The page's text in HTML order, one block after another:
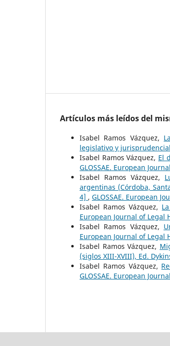
Artículos más leídos del
Isabel Ramos Vázquez,
legislativo y jurisprudencial
Isabel Ramos Vázquez, El
GLOSSAE. European
Isabel Ramos Vázquez,
argentinas (Córdoba,
4] , GLOSSAE. European
Isabel Ramos Vázquez,
European Journal of Legal
Isabel Ramos Vázquez,
European Journal of Legal
Isabel Ramos Vázquez,
(siglos XIII-XVIII), Ed.
Isabel Ramos Vázquez,
GLOSSAE. European